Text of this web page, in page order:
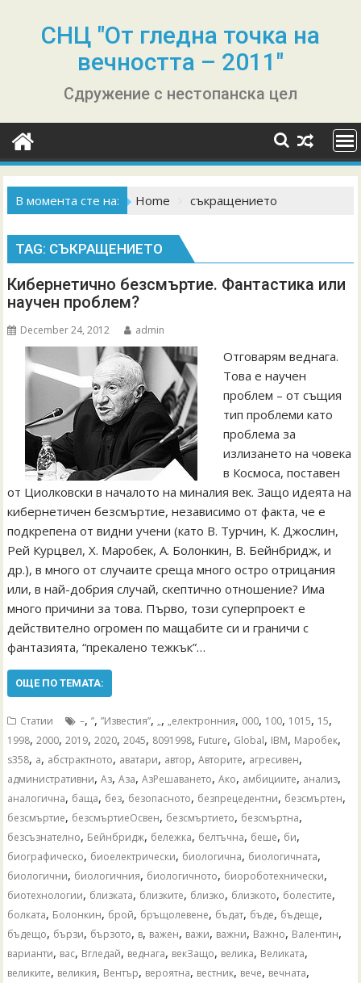
СНЦ "От гледна точка на
вечността – 2011"
Сдружение с нестопанска цел
В момента сте на: Home съкращението
TAG: СЪКРАЩЕНИЕТО
Кибернетично безсмъртие. Фантастика или
научен проблем?
December 24, 2012 admin
Отговарям веднага.
Това е научен
проблем – от същия
тип проблеми като
проблема за
излизането на човека
в Космоса, поставен
от Циолковски в началото на миналия век. Защо идеята на
кибернетичен безсмъртие, независимо от факта, че е
подкрепена от видни учени (като В. Турчин, К. Джослин,
Рей Курцвел, Х. Mаробек, А. Болонкин, В. Бейнбридж, и
др.), в много от случаите среща много остро отрицания
или, в най-добрия случай, скептично отношение? Има
много причини за това. Първо, този суперпроект е
действително огромен по мащабите си и граничи с
фантазията, “прекалено тежкък”…
ОЩЕ ПО ТЕМАТА:
Статии –,”,”Известия”, „, „електронния, 000, 100, 1015, 15,
1998,2000,2019,2020,2045, 8091998, Future, Global, IBM, Mаробек,
s358, а, абстрактното, аватари, автор,Авторите, агресивен,
административни,Аз,Аза,АзРешаването,Ако, амбициите, анализ,
аналогична, баща, без, безопасното, безпрецедентни, безсмъртен,
безсмъртие, безсмъртиеОсвен, безсмъртието, безсмъртна,
безсъзнателно, Бейнбридж, бележка, белтъчна, беше, би,
биографическо, биоелектрически, биологична, биологичната,
биологични, биологичния, биологичното, биороботехнически,
биотехнологии, близката, близките, близко, близкото, болестите,
болката, Болонкин, брой, бръщолевене, бъдат, бъде, бъдеще,
бъдещо, бързи, бързото, в, важен, важи, важни, Важно, Валентин,
варианти, вас, Вгледай, веднага, векЗащо, велика, Великата,
великите, великия, Вентър, вероятна, вестник, вече, вечната,